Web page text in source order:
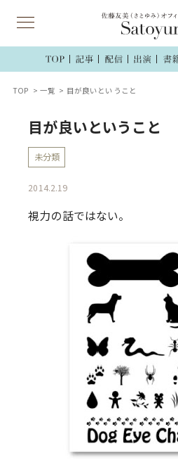
TOP 一覧 目が良いということ
目が良いということ
未分類
2014.2.19
視力の話ではない。